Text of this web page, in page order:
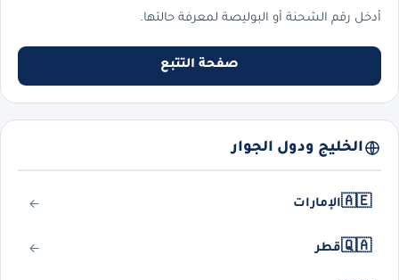
أدخل رقم الشحنة أو البوليصة لمعرفة حالتها.
صفحة التتبع
الخليج ودول الجوار
🇦🇪الإمارات
🇶🇦قطر